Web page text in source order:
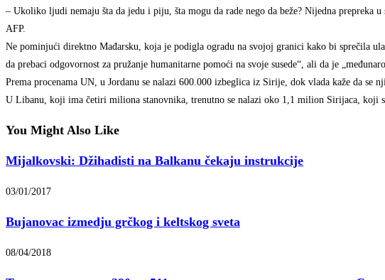
– Ukoliko ljudi nemaju šta da jedu i piju, šta mogu da rade nego da beže? Nijedna
AFP.
Ne pominjući direktno Mađarsku, koja je podigla ogradu na svojoj granici kako bi sprečila
da prebaci odgovornost za pružanje humanitarne pomoći na svoje susede“, ali da je
Prema procenama UN, u Jordanu se nalazi 600.000 izbeglica iz Sirije, dok vlada kaže da se
U Libanu, koji ima četiri miliona stanovnika, trenutno se nalazi oko 1,1 milion Sirijaca, koji
You Might Also Like
Mijalkovski: Džihadisti na Balkanu čekaju instrukcije
03/01/2017
Bujanovac izmedju grčkog i keltskog sveta
08/04/2018